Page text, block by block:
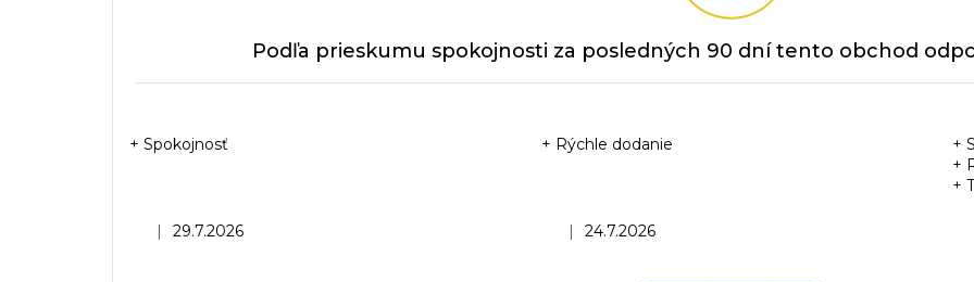
Podľa prieskumu spokojnosti za posledných 90 dní tento obchod
Hodnotenie obchodu je 5 z 5 hviezdičiek.
| 29.7.2026
+ Spokojnosť
Hodnotenie obchodu je 5 z 5 hviezdičiek.
| 24.7.2026
+ Rýchle dodanie
+
+
+